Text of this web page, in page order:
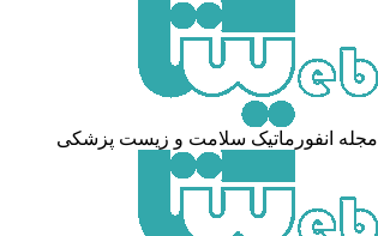
مجله انفورماتیک سلامت و زیست پزشکی